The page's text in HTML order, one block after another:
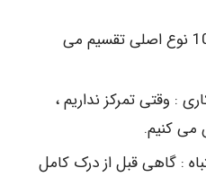
الف- خطاهای انسانی : به 10 نوع اصلی تقسیم می
: وقتی تمرکز نداریم ،
می کنیم.
: گاهی قبل از درک کامل